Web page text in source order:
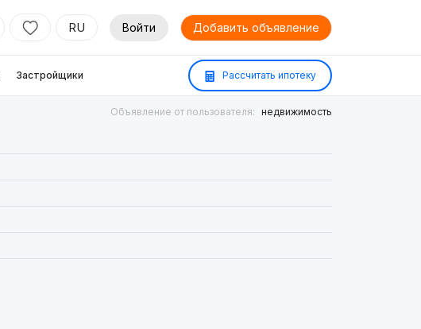
RU Войти Добавить объявление
Застройщики Рассчитать ипотеку
Объявление от пользователя: недвижимость